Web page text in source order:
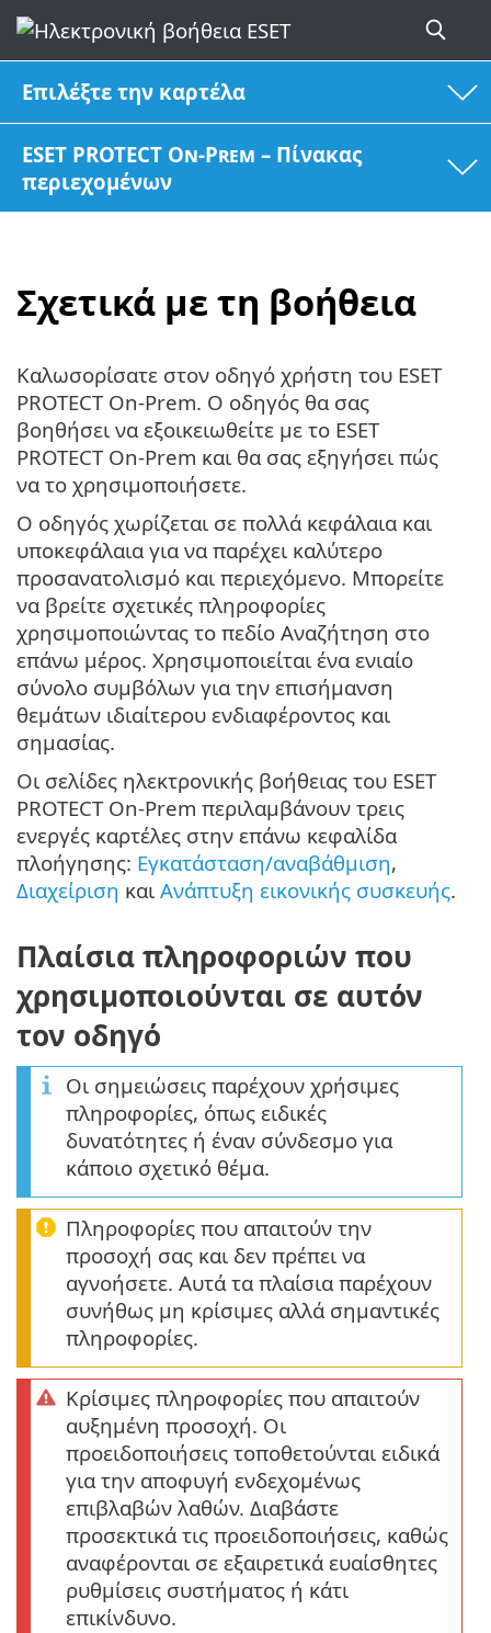
Επιλέξτε την καρτέλα
ESET PROTECT On-Prem – Πίνακας
περιεχομένων
Σχετικά με τη βοήθεια
Καλωσορίσατε στον οδηγό χρήστη του ESET
PROTECT On-Prem. Ο οδηγός θα σας
βοηθήσει να εξοικειωθείτε με το ESET
PROTECT On-Prem και θα σας εξηγήσει πώς
να το χρησιμοποιήσετε.
Ο οδηγός χωρίζεται σε πολλά κεφάλαια και
υποκεφάλαια για να παρέχει καλύτερο
προσανατολισμό και περιεχόμενο. Μπορείτε
να βρείτε σχετικές πληροφορίες
χρησιμοποιώντας το πεδίο Αναζήτηση στο
επάνω μέρος. Χρησιμοποιείται ένα ενιαίο
σύνολο συμβόλων για την επισήμανση
θεμάτων ιδιαίτερου ενδιαφέροντος και
σημασίας.
Οι σελίδες ηλεκτρονικής βοήθειας του ESET
PROTECT On-Prem περιλαμβάνουν τρεις
ενεργές καρτέλες στην επάνω κεφαλίδα
πλοήγησης: Εγκατάσταση/αναβάθμιση,
Διαχείριση και Ανάπτυξη εικονικής συσκευής.
Πλαίσια πληροφοριών που
χρησιμοποιούνται σε αυτόν
τον οδηγό
Οι σημειώσεις παρέχουν χρήσιμες
πληροφορίες, όπως ειδικές
δυνατότητες ή έναν σύνδεσμο για
κάποιο σχετικό θέμα.
Πληροφορίες που απαιτούν την
προσοχή σας και δεν πρέπει να
αγνοήσετε. Αυτά τα πλαίσια παρέχουν
συνήθως μη κρίσιμες αλλά σημαντικές
πληροφορίες.
Κρίσιμες πληροφορίες που απαιτούν
αυξημένη προσοχή. Οι
προειδοποιήσεις τοποθετούνται ειδικά
για την αποφυγή ενδεχομένως
επιβλαβών λαθών. Διαβάστε
προσεκτικά τις προειδοποιήσεις, καθώς
αναφέρονται σε εξαιρετικά ευαίσθητες
ρυθμίσεις συστήματος ή κάτι
επικίνδυνο.